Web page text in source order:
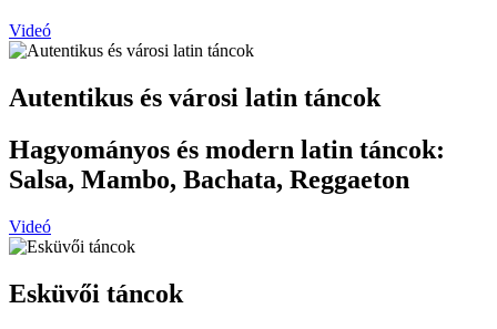
Videó
Autentikus és városi latin táncok
Hagyományos és modern latin táncok:
Salsa, Mambo, Bachata, Reggaeton
Videó
Esküvői táncok